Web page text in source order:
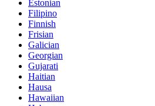
Estonian
Filipino
Finnish
Frisian
Galician
Georgian
Gujarati
Haitian
Hausa
Hawaiian